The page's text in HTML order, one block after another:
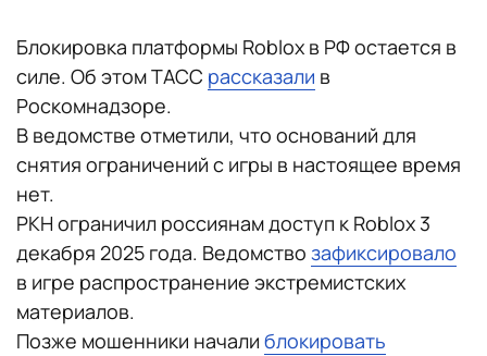
Блокировка платформы Roblox в РФ остается в
силе. Об этом ТАСС рассказали в
Роскомнадзоре.
В ведомстве отметили, что оснований для
снятия ограничений с игры в настоящее время
нет.
РКН ограничил россиянам доступ к Roblox 3
декабря 2025 года. Ведомство зафиксировало
в игре распространение экстремистских
материалов.
Позже мошенники начали блокировать